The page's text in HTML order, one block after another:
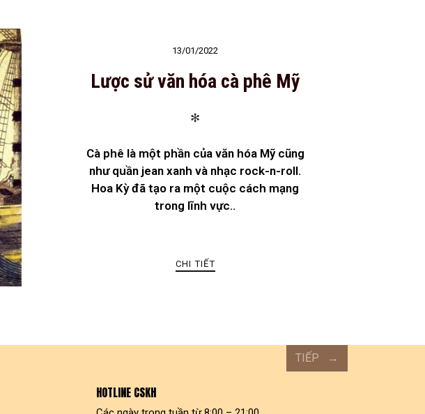
13/01/2022
Lược sử văn hóa cà phê Mỹ
✻
Cà phê là một phần của văn hóa Mỹ cũng
như quần jean xanh và nhạc rock-n-roll.
Hoa Kỳ đã tạo ra một cuộc cách mạng
trong lĩnh vực..
CHI TIẾT
TIẾP
HOTLINE CSKH